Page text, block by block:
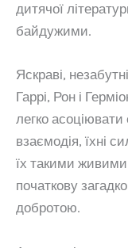
дитячої
байдужими.
Яскраві,
Гаррі, Рон і
легко асоціювати
взаємодія, їхні
їх такими
початкову
добротою.